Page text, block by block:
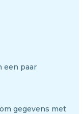
een paar
gegevens met